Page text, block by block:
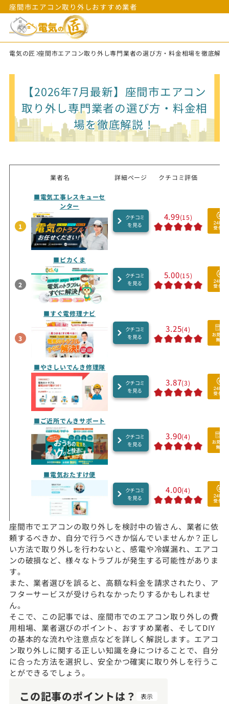
座間市エアコン取り外しおすすめ業者
電気の匠 座間市エアコン取り外し専門業者の選び方・料金相場を徹底解説
【2026年7月最新】座間市エアコン
取り外し専門業者の選び方・料金相
場を徹底解説！
業者名 詳細ページ クチコミ評価
1
■電気工事レスキューセ
ンター
クチコミ
を見る
4.99(15)
2
■ピカくま
クチコミ
を見る
5.00(15)
3
■すぐ電修理ナビ
クチコミ
を見る
3.25(4)
■やさしいでんき修理隊
クチコミ
を見る
3.87(3)
■ご近所でんきサポート
クチコミ
を見る
3.90(4)
■電気おたすけ便
クチコミ
を見る
4.00(4)
座間市でエアコンの取り外しを検討中の皆さん、業者に依
頼するべきか、自分で行うべきか悩んでいませんか？正し
い方法で取り外しを行わないと、感電や冷媒漏れ、エアコ
ンの破損など、様々なトラブルが発生する可能性がありま
す。
また、業者選びを誤ると、高額な料金を請求されたり、ア
フターサービスが受けられなかったりするかもしれませ
ん。
そこで、この記事では、座間市でのエアコン取り外しの費
用相場、業者選びのポイント、おすすめ業者、そしてDIY
の基本的な流れや注意点などを詳しく解説します。エアコ
ン取り外しに関する正しい知識を身につけることで、自分
に合った方法を選択し、安全かつ確実に取り外しを行うこ
とができるでしょう。
この記事のポイントは？ 表示